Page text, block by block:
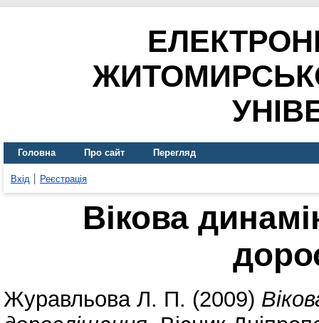
Головна Про сайт Перегляд
Вхід Реєстрація
Вікова
Журавльова Л. П. (2009)